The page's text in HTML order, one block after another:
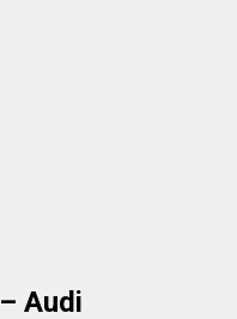
Audi